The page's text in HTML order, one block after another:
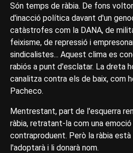
Són temps de ràbia. De fons
d'inacció política davant d'un
catàstrofes com la DANA, de
feixisme, de repressió i
sindicalistes... Aquest clima es
rabiós a punt d'esclatar. La dreta
canalitza contra els de baix, com
Pacheco.
Mentrestant, part de l'esquerra
ràbia, retratant-la com una emoció
contraproduent. Però la ràbia
l'adoptarà i li donarà nom.